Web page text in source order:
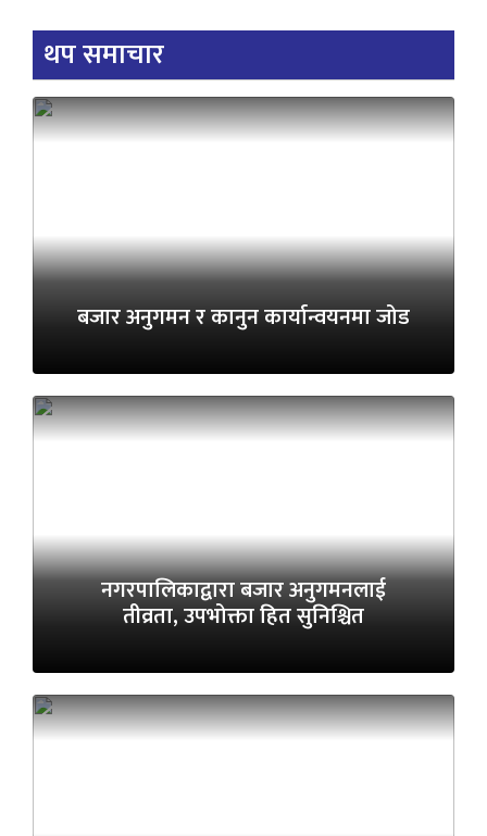
थप समाचार
बजार अनुगमन र कानुन कार्यान्वयनमा जोड
नगरपालिकाद्वारा बजार अनुगमनलाई
तीव्रता, उपभोक्ता हित सुनिश्चित